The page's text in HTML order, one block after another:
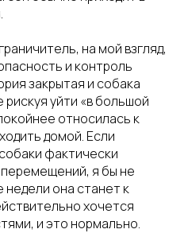
на мой взгляд,
и контроль
закрытая и собака
уйти «в большой
относилась к
домой. Если
фактически
я бы не
она станет к
хочется
и это нормально.